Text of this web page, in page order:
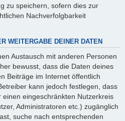
zu speichern, sofern dies zur
Nachverfolgbarkeit
WEITERGABE DEINER DATEN
Austausch mit anderen Personen
bewusst, dass die Daten deines
Beiträge im Internet öffentlich
kann jedoch festlegen, dass
eingeschränkten Nutzerkreis
Administratoren etc.) zugänglich
suche nach entsprechenden